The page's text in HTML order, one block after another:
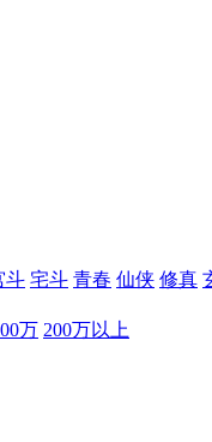
斗 宅斗 青春 仙侠 修真
万 200万以上